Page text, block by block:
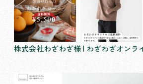
株式会社わざわざ様 | わざわざオンラ